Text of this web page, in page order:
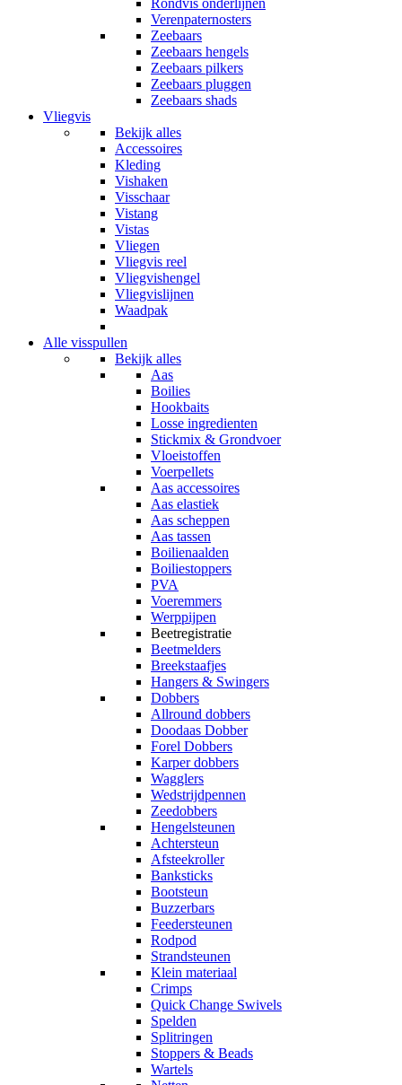
Rondvis onderlijnen
Verenpaternosters
Zeebaars
Zeebaars hengels
Zeebaars pilkers
Zeebaars pluggen
Zeebaars shads
Vliegvis
Bekijk alles
Accessoires
Kleding
Vishaken
Visschaar
Vistang
Vistas
Vliegen
Vliegvis reel
Vliegvishengel
Vliegvislijnen
Waadpak
Alle visspullen
Bekijk alles
Aas
Boilies
Hookbaits
Losse ingredienten
Stickmix & Grondvoer
Vloeistoffen
Voerpellets
Aas accessoires
Aas elastiek
Aas scheppen
Aas tassen
Boilienaalden
Boiliestoppers
PVA
Voeremmers
Werppijpen
Beetregistratie
Beetmelders
Breekstaafjes
Hangers & Swingers
Dobbers
Allround dobbers
Doodaas Dobber
Forel Dobbers
Karper dobbers
Wagglers
Wedstrijdpennen
Zeedobbers
Hengelsteunen
Achtersteun
Afsteekroller
Banksticks
Bootsteun
Buzzerbars
Feedersteunen
Rodpod
Strandsteunen
Klein materiaal
Crimps
Quick Change Swivels
Spelden
Splitringen
Stoppers & Beads
Wartels